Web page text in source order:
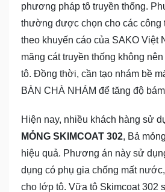
phương pháp tô truyền thống.
thường được chọn cho các công
theo khuyến cáo của SAKO Việt
măng cát truyền thống không
tô. Đồng thời, cần tạo nhám bề
BÀN CHÀ NHÁM để tăng độ
Hiện nay, nhiều khách hàng sử
MỎNG SKIMCOAT 302, Bả
hiệu quả. Phương án này sử
dụng có phụ gia chống mất
cho lớp tô. Vữa tô Skimcoat 302